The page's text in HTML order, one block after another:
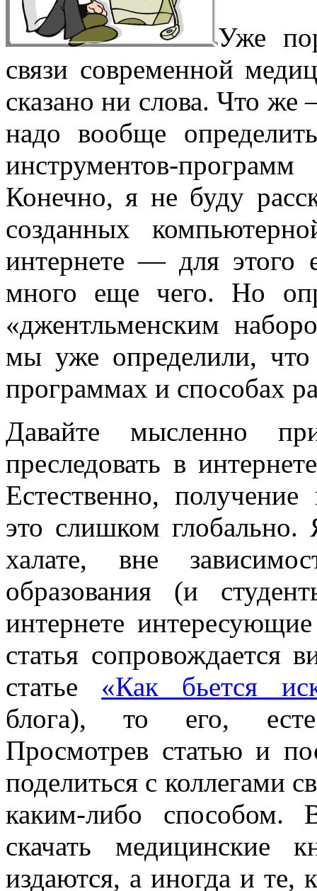
Уже
связи современной
сказано ни слова. Что
надо вообще
инструментов-
Конечно, я не буду
созданных
интернете — для этого
много еще чего. Но
«джентльменским
мы уже определили,
программах и способах
Давайте мысленно
преследовать в
Естественно,
это слишком
халате, вне
образования (и
интернете
статья сопровождается
статье «Как бьется
блога), то его,
Просмотрев статью и
поделиться с коллегами
каким-либо
скачать медицинские
издаются, а иногда и те,